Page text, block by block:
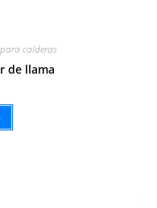
calderas
de llama